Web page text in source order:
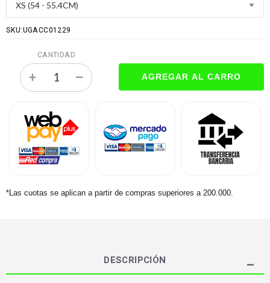
SKU:UGACC01229
CANTIDAD
*Las cuotas se aplican a partir de compras superiores a 200.000.
DESCRIPCIÓN